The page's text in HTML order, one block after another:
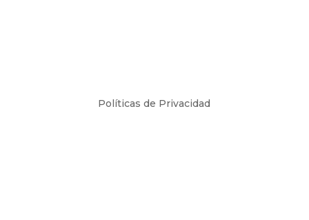
Políticas de Privacidad